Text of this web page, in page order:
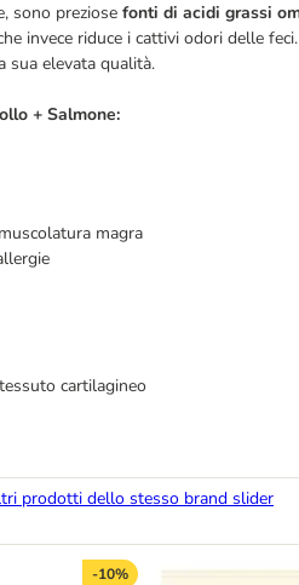
sono preziose fonti di acidi grassi
invece riduce i cattivi odori delle
sua elevata qualità.
+ Salmone:
magra
cartilagineo
prodotti dello stesso brand slider
-10%